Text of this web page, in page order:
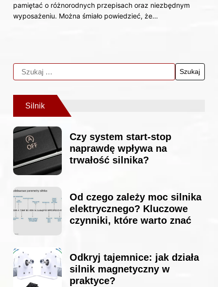
pamiętać o różnorodnych przepisach oraz niezbędnym
wyposażeniu. Można śmiało powiedzieć, że…
Silnik
Czy system start-stop
naprawdę wpływa na
trwałość silnika?
Od czego zależy moc silnika
elektrycznego? Kluczowe
czynniki, które warto znać
Odkryj tajemnice: jak działa
silnik magnetyczny w
praktyce?